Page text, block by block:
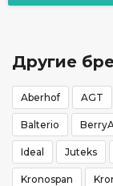
Другие
Aberhof AGT
Balterio
Ideal Juteks
Kronospan